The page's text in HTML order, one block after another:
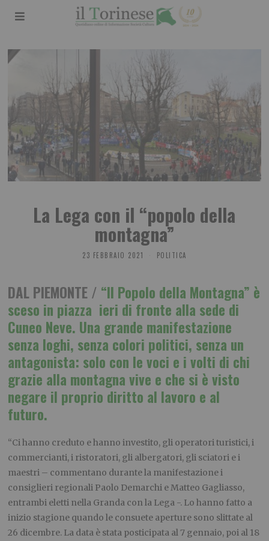
La Lega con il “popolo della
montagna”
23 FEBBRAIO 2021 POLITICA
DAL PIEMONTE / “Il Popolo della Montagna” è
sceso in piazza ieri di fronte alla sede di
Cuneo Neve. Una grande manifestazione
senza loghi, senza colori politici, senza un
antagonista: solo con le voci e i volti di chi
grazie alla montagna vive e che si è visto
negare il proprio diritto al lavoro e al
futuro.
“Ci hanno creduto e hanno investito, gli operatori turistici, i
commercianti, i ristoratori, gli albergatori, gli sciatori e i
maestri – commentano durante la manifestazione i
consiglieri regionali Paolo Demarchi e Matteo Gagliasso,
entrambi eletti nella Granda con la Lega -. Lo hanno fatto a
inizio stagione quando le consuete aperture sono slittate al
26 dicembre. La data è stata posticipata al 7 gennaio, poi al 18